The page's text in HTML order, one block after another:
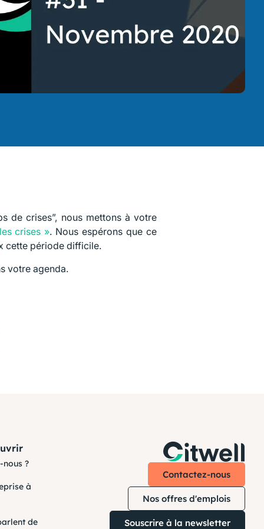
de crises”, nous mettons à votre
crises ». Nous espérons que ce
cette période difficile.
votre agenda.
nous ?
à
de
Contactez-nous
Nos offres d'emplois
Souscrire à la newsletter